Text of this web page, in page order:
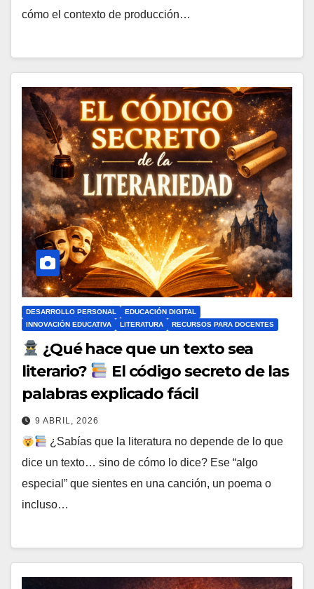
cómo el contexto de producción…
DESARROLLO PERSONAL
EDUCACIÓN DIGITAL
INNOVACIÓN EDUCATIVA
LITERATURA RECURSOS PARA DOCENTES
¿Qué hace que un texto sea
literario?
El código secreto de las
palabras explicado fácil
9 ABRIL, 2026
¿Sabías que la literatura no depende de lo que
dice un texto… sino de cómo lo dice? Ese “algo
especial” que sientes en una canción, un poema o
incluso…